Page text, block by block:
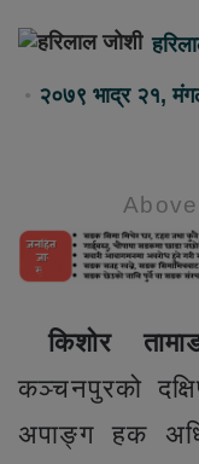
२०७९ भाद्र २१,
किशोर
कञ्चनपुरको
अपाङ्ग हक